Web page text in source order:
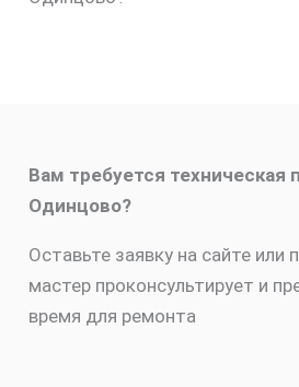
Вам требуется техническая
Одинцово?
Оставьте заявку на сайте или
мастер проконсультирует и
время для ремонта